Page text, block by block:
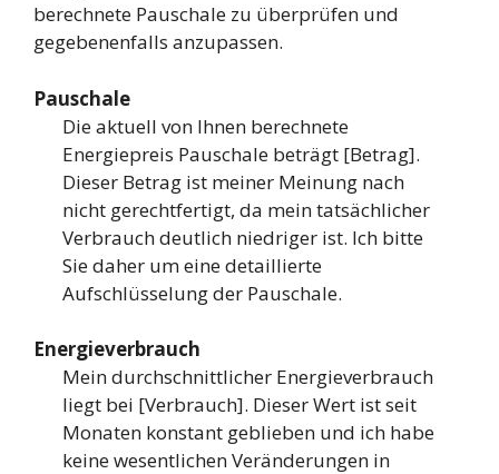
berechnete Pauschale zu überprüfen und
gegebenenfalls anzupassen.
Pauschale
Die aktuell von Ihnen berechnete
Energiepreis Pauschale beträgt [Betrag].
Dieser Betrag ist meiner Meinung nach
nicht gerechtfertigt, da mein tatsächlicher
Verbrauch deutlich niedriger ist. Ich bitte
Sie daher um eine detaillierte
Aufschlüsselung der Pauschale.
Energieverbrauch
Mein durchschnittlicher Energieverbrauch
liegt bei [Verbrauch]. Dieser Wert ist seit
Monaten konstant geblieben und ich habe
keine wesentlichen Veränderungen in